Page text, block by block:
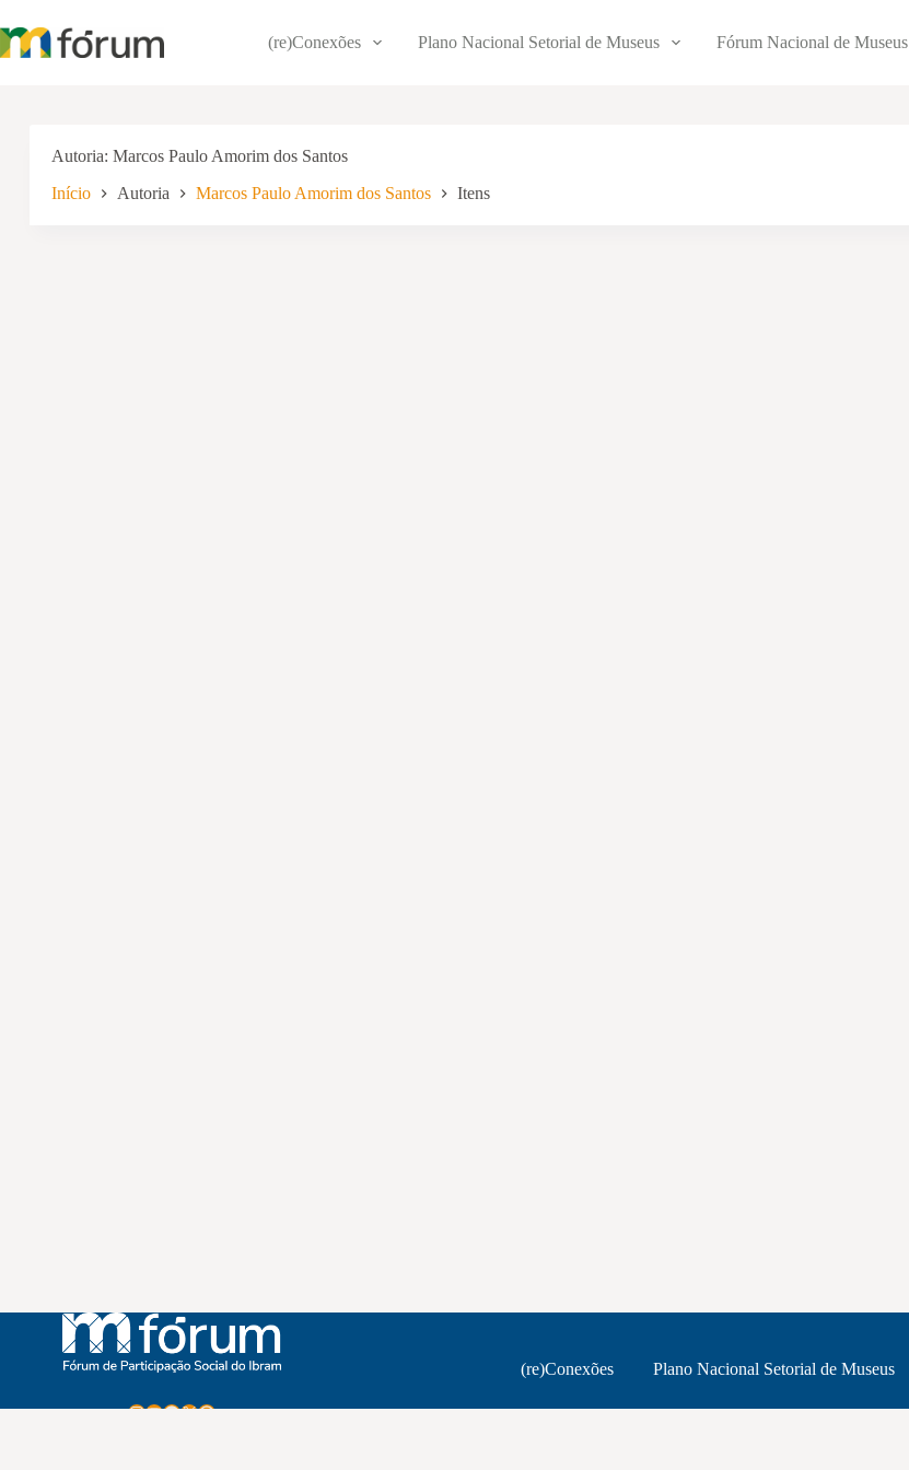
para
o
(re)Conexões Plano Nacional Setorial de Museus Fórum Nacional de Museus
Autoria Marcos Paulo Amorim dos Santos
Início Autoria Marcos Paulo Amorim dos Santos Itens
Instagram
Youtube
Facebook
X WhatsApp
(re)Conexões Plano Nacional Setorial de Museus